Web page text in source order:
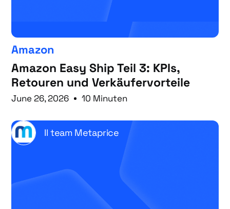
Amazon
Amazon Easy Ship Teil 3: KPIs,
Retouren und Verkäufervorteile
June 26, 2026 10 Minuten
Il team Metaprice